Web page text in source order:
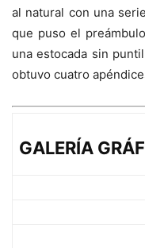
al natural con una
que puso el
una estocada sin
obtuvo cuatro
GALERÍA